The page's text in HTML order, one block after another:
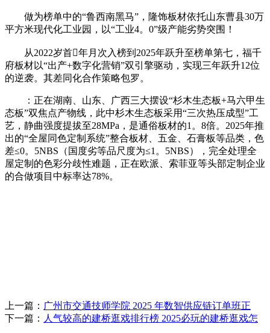
做为榜单中的“鲁西南黑马”，隆饰板材依托山东曹县30万
平方米现代化工业园，以“工业4。0”级产能劣势突围！
从2022岁首年月次入榜到2025年跃升至榜单第七，福千
府板材以“出产+数字化营销”双引擎驱动，实现三年跃升12位
的逆袭。其差同化合作策略包罗。
：正在湖南、山东、广西三大摆设“杉木生态板+马六甲生
态板”双焦点产物线，此中杉木生态板采用“三次热压成型”工
艺，静曲强度提拔至28MPa，是通俗板材的1。8倍。2025年推
出的“全屋同色定制系统”整合板材、五金、石膏板等品类，色
差≤0。5NBS（国度劣等品尺度为≤1。5NBS），完全处理全
屋定制的色彩分歧性难题，正在欧派、索菲亚等头部定制企业
的合做项目中标率达78%。
上一篇： 广州市交通技师学院 2025 年数智供应链订单班正
下一篇： 人气较高的建桥逛戏排行榜 2025必玩的建桥逛戏怎